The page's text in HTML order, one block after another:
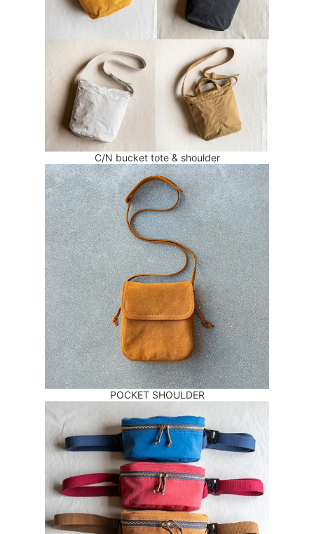
C/N bucket tote & shoulder
POCKET SHOULDER